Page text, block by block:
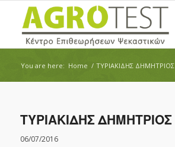
You are here: Home / ΤΥΡΙΑΚΙΔΗΣ ΔΗΜΗΤΡΙΟΣ
ΤΥΡΙΑΚΙΔΗΣ ΔΗΜΗΤΡΙΟΣ
06/07/2016